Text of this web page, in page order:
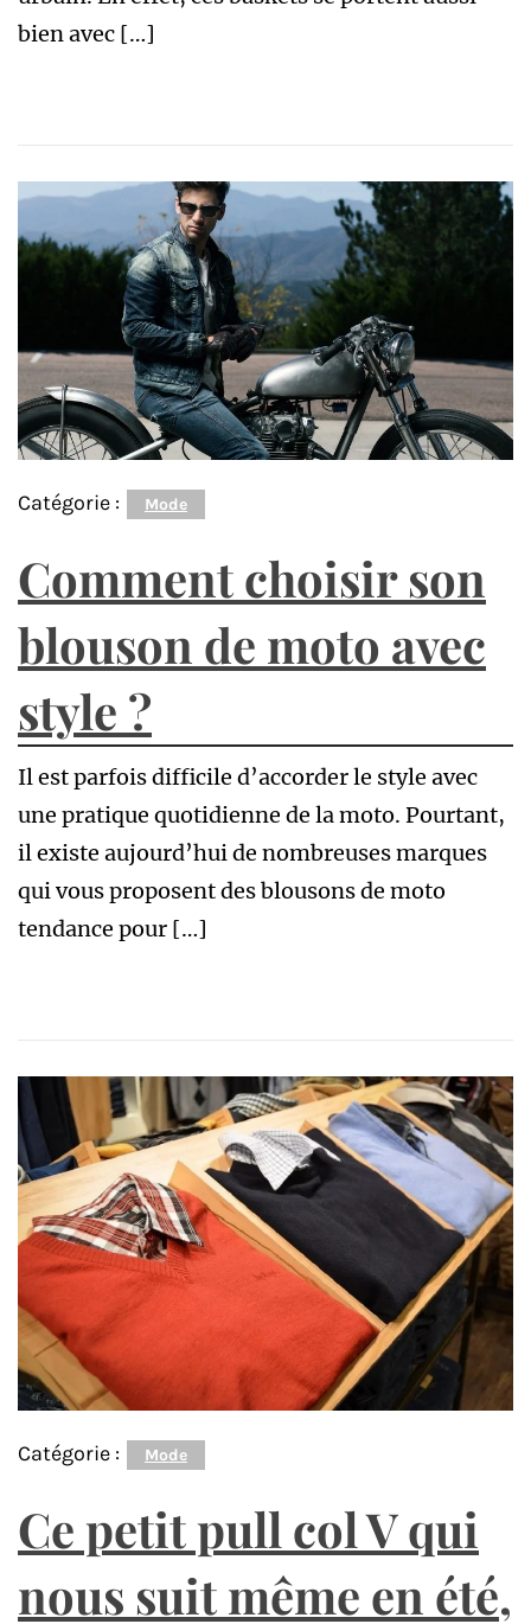
bien avec […]
Catégorie : Mode
Comment choisir son
blouson de moto avec
style ?
Il est parfois difficile d’accorder le style avec
une pratique quotidienne de la moto. Pourtant,
il existe aujourd’hui de nombreuses marques
qui vous proposent des blousons de moto
tendance pour […]
Catégorie : Mode
Ce petit pull col V qui
nous suit même en été,